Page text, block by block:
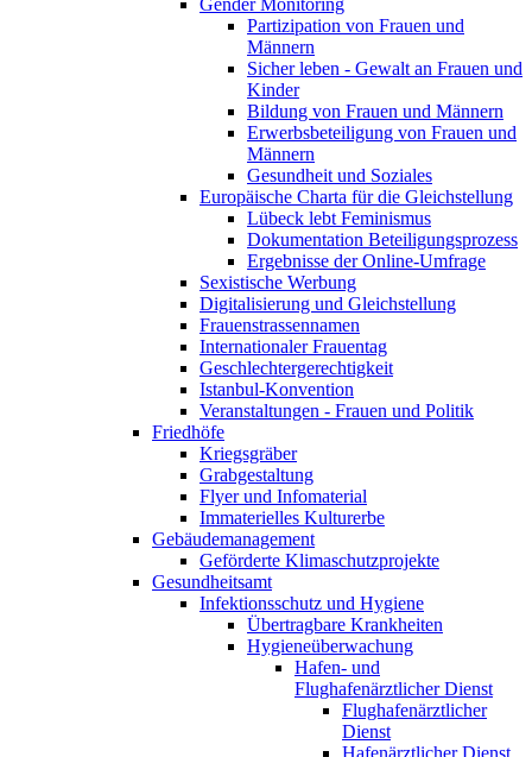
Gender Monitoring
Partizipation von Frauen und
Männern
Sicher leben - Gewalt an Frauen und
Kinder
Bildung von Frauen und Männern
Erwerbsbeteiligung von Frauen und
Männern
Gesundheit und Soziales
Europäische Charta für die Gleichstellung
Lübeck lebt Feminismus
Dokumentation Beteiligungsprozess
Ergebnisse der Online-Umfrage
Sexistische Werbung
Digitalisierung und Gleichstellung
Frauenstrassennamen
Internationaler Frauentag
Geschlechtergerechtigkeit
Istanbul-Konvention
Veranstaltungen - Frauen und Politik
Friedhöfe
Kriegsgräber
Grabgestaltung
Flyer und Infomaterial
Immaterielles Kulturerbe
Gebäudemanagement
Geförderte Klimaschutzprojekte
Gesundheitsamt
Infektionsschutz und Hygiene
Übertragbare Krankheiten
Hygieneüberwachung
Hafen- und
Flughafenärztlicher Dienst​
Flughafenärztlicher
Dienst​
Hafenärztlicher Dienst